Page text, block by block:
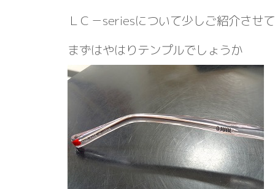
ＬＣ－seriesについて少しご紹介させ
まずはやはりテンプルでしょうか